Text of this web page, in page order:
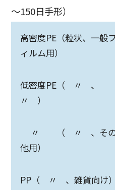
～150日手形）
高密度PE（粒状、一般フ
ィルム用）
低密度PE（ 〃 、
〃 ）
〃 （ 〃 、そ
他用）
PP（ 〃 、雑貨向け）